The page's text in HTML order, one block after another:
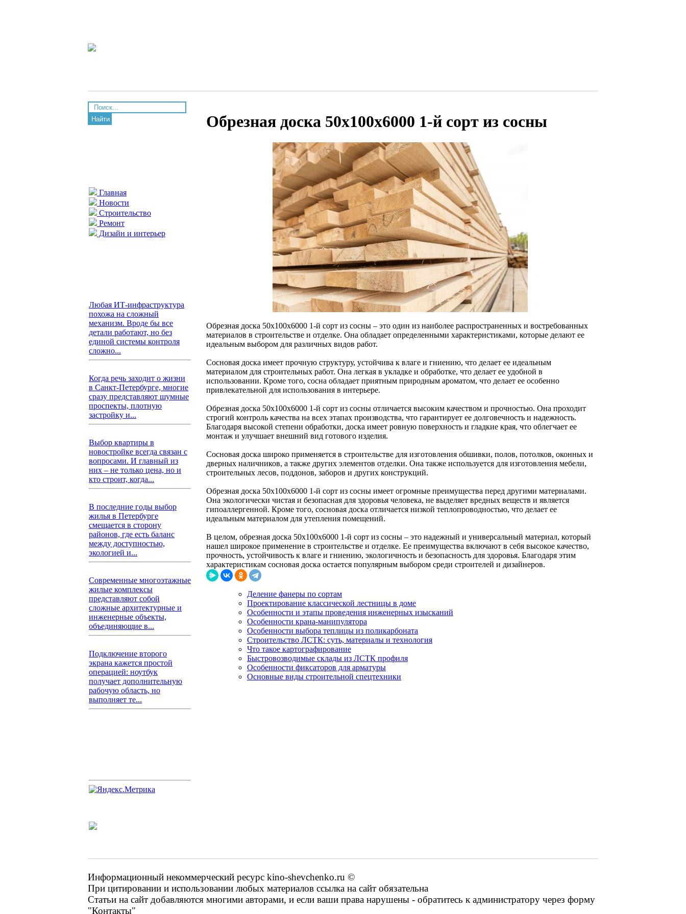
Найти
Главная
Новости
Строительство
Ремонт
Дизайн и интерьер
Любая ИТ-инфраструктура
похожа на сложный
механизм. Вроде бы все
детали работают, но без
единой системы контроля
сложно...
Когда речь заходит о жизни
в Санкт-Петербурге, многие
сразу представляют шумные
проспекты, плотную
застройку и...
Выбор квартиры в
новостройке всегда связан с
вопросами. И главный из
них – не только цена, но и
кто строит, когда...
В последние годы выбор
жилья в Петербурге
смещается в сторону
районов, где есть баланс
между доступностью,
экологией и...
Современные многоэтажные
жилые комплексы
представляют собой
сложные архитектурные и
инженерные объекты,
объединяющие в...
Подключение второго
экрана кажется простой
операцией: ноутбук
получает дополнительную
рабочую область, но
выполняет те...
Обрезная доска 50х100х6000 1-й сорт из сосны
Обрезная доска 50х100х6000 1-й сорт из сосны – это один из наиболее распространенных и востребованных
материалов в строительстве и отделке. Она обладает определенными характеристиками, которые делают ее
идеальным выбором для различных видов работ.
Сосновая доска имеет прочную структуру, устойчива к влаге и гниению, что делает ее идеальным
материалом для строительных работ. Она легкая в укладке и обработке, что делает ее удобной в
использовании. Кроме того, сосна обладает приятным природным ароматом, что делает ее особенно
привлекательной для использования в интерьере.
Обрезная доска 50х100х6000 1-й сорт из сосны отличается высоким качеством и прочностью. Она проходит
строгий контроль качества на всех этапах производства, что гарантирует ее долговечность и надежность.
Благодаря высокой степени обработки, доска имеет ровную поверхность и гладкие края, что облегчает ее
монтаж и улучшает внешний вид готового изделия.
Сосновая доска широко применяется в строительстве для изготовления обшивки, полов, потолков, оконных и
дверных наличников, а также других элементов отделки. Она также используется для изготовления мебели,
строительных лесов, поддонов, заборов и других конструкций.
Обрезная доска 50х100х6000 1-й сорт из сосны имеет огромные преимущества перед другими материалами.
Она экологически чистая и безопасная для здоровья человека, не выделяет вредных веществ и является
гипоаллергенной. Кроме того, сосновая доска отличается низкой теплопроводностью, что делает ее
идеальным материалом для утепления помещений.
В целом, обрезная доска 50х100х6000 1-й сорт из сосны – это надежный и универсальный материал, который
нашел широкое применение в строительстве и отделке. Ее преимущества включают в себя высокое качество,
прочность, устойчивость к влаге и гниению, экологичность и безопасность для здоровья. Благодаря этим
характеристикам сосновая доска остается популярным выбором среди строителей и дизайнеров.
Деление фанеры по сортам
Проектирование классической лестницы в доме
Особенности и этапы проведения инженерных изысканий
Особенности крана-манипулятора
Особенности выбора теплицы из поликарбоната
Строительство ЛСТК: суть, материалы и технология
Что такое картографирование
Быстровозводимые склады из ЛСТК профиля
Особенности фиксаторов для арматуры
Основные виды строительной спецтехники
Информационный некоммерческий ресурс kino-shevchenko.ru ©
При цитировании и использовании любых материалов ссылка на сайт обязательна
Статьи на сайт добавляются многими авторами, и если ваши права нарушены - обратитесь к администратору через форму
"Контакты"